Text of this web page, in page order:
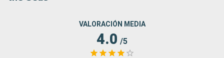
VALORACIÓN MEDIA
4.0 /5